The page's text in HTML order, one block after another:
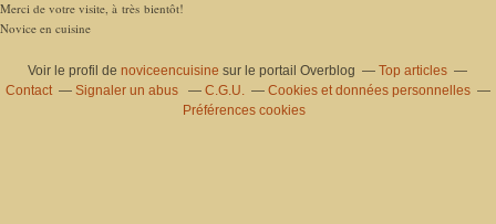
Merci de votre visite, à très bientôt!
Novice en cuisine
Voir le profil denoviceencuisine sur le portail Overblog
Top articles
Contact
Signaler un abus C.G.U.
Cookies et données personnelles
Préférences cookies